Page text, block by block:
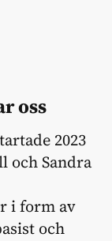
oss
2023
och Sandra
i form av
och